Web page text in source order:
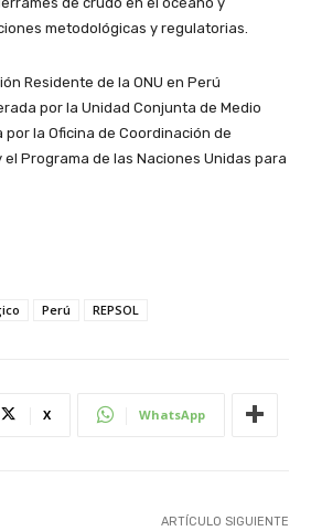
metodológicas y regulatorias.
Residente de la ONU en Perú
por la Unidad Conjunta de Medio
la Oficina de Coordinación de
Programa de las Naciones Unidas para
Perú REPSOL
X WhatsApp
ARTÍCULO SIGUIENTE